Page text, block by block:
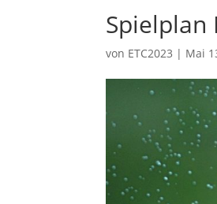
Spielplan
von ETC2023 | Mai